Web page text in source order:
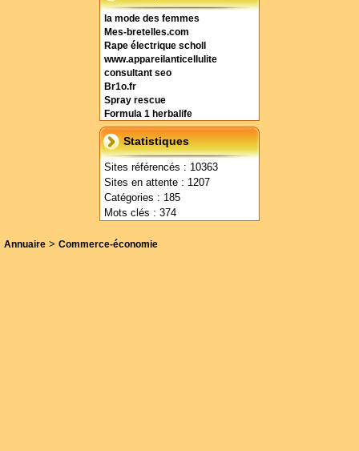
la mode des femmes
Mes-bretelles.com
Rape électrique scholl
www.appareilanticellulite
consultant seo
Br1o.fr
Spray rescue
Formula 1 herbalife
Statistiques
Sites référencés : 10363
Sites en attente : 1207
Catégories : 185
Mots clés : 374
Annuaire > Commerce-économie